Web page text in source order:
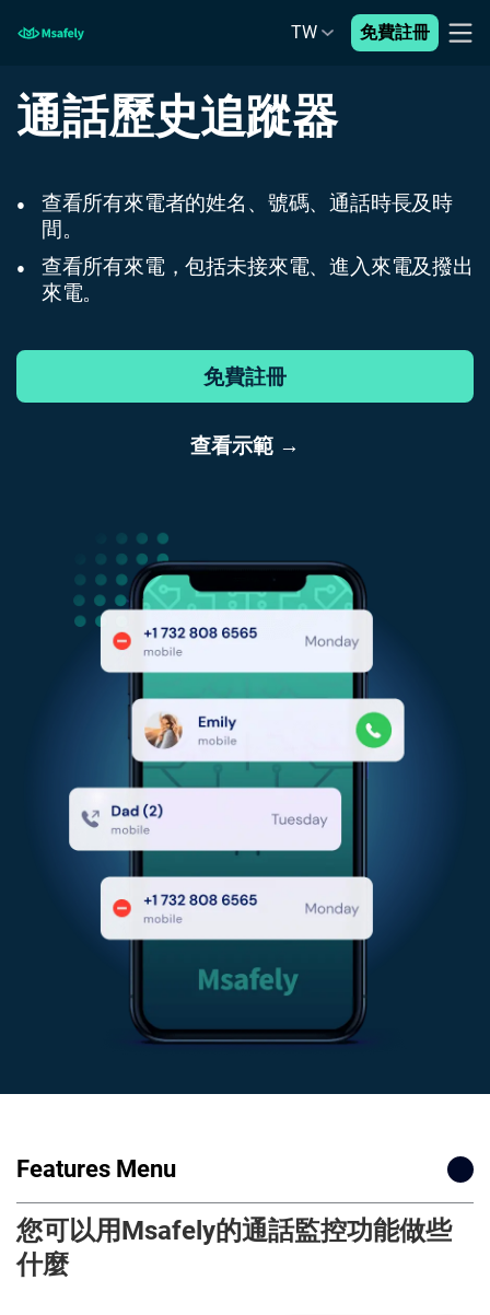
TW 免費註冊
通話歷史追蹤器
●
查看所有來電者的姓名、號碼、通話時長及時
間。
●
查看所有來電，包括未接來電、進入來電及撥出
來電。
免費註冊
查看示範 →
Features Menu
您可以用Msafely的通話監控功能做些
什麼